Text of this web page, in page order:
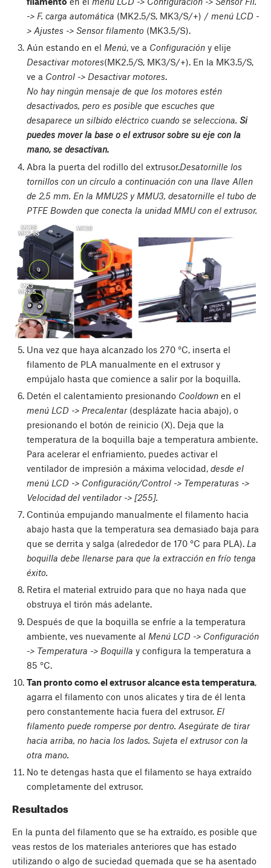
-> F. carga automática (MK2.5/S, MK3/S/+) / menú LCD -
> Ajustes -> Sensor filamento (MK3.5/S).
Aún estando en el Menú, ve a Configuracióny elije
Desactivar motores(MK2.5/S, MK3/S/+). En la MK3.5/S,
ve a Control -> Desactivar motores.
No hay ningún mensaje de que los motores estén
desactivados, pero es posible que escuches que
desaparece un silbido eléctrico cuando se selecciona. Si
puedes mover la base o el extrusor sobre su eje con la
mano, se desactivan.
Abra la puerta del rodillo del extrusor.Desatornille los
tornillos con un círculo a continuación con una llave Allen
de 2,5 mm. En la MMU2S y MMU3, desatornille el tubo de
PTFE Bowden que conecta la unidad MMU con el extrusor.
Una vez que haya alcanzado los 270 °C, inserta el
filamento de PLA manualmente en el extrusor y
empújalo hasta que comience a salir por la boquilla.
Detén el calentamiento presionando Cooldownen el
menú LCD -> Precalentar(desplázate hacia abajo), o
presionando el botón de reinicio (X). Deja que la
temperatura de la boquilla baje a temperatura ambiente.
Para acelerar el enfriamiento, puedes activar el
ventilador de impresión a máxima velocidad, desde el
menú LCD -> Configuración/Control -> Temperaturas ->
Velocidad del ventilador -> [255].
Continúa empujando manualmente el filamento hacia
abajo hasta que la temperatura sea demasiado baja para
que se derrita y salga (alrededor de 170 °C para PLA).La
boquilla debe llenarse para que la extracción en frío tenga
éxito.
Retira el material extruido para que no haya nada que
obstruya el tirón más adelante.
Después de que la boquilla se enfríe a la temperatura
ambiente, ves nuevamente al Menú LCD -> Configuración
-> Temperatura -> Boquilla y configura la temperatura a
85 °C.
Tan pronto como el extrusor alcance esta temperatura,
agarra el filamento con unos alicates y tira de él lenta
pero constantemente hacia fuera del extrusor. El
filamento puede romperse por dentro. Asegúrate de tirar
hacia arriba, no hacia los lados. Sujeta el extrusor con la
otra mano.
No te detengas hasta que el filamento se haya extraído
completamente del extrusor.
Resultados
En la punta del filamento que se ha extraído, es posible que
veas restos de los materiales anteriores que has estado
utilizando o algo de suciedad quemada que se ha asentado